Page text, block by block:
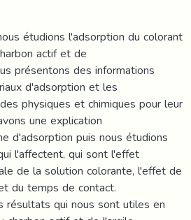
étudions l'adsorption du colorant
actif et de
présentons des informations
d'adsorption et les
physiques et chimiques pour leur
une explication
d'adsorption puis nous étudions
l'affectent, qui sont l'effet
de la solution colorante, l'effet de
du temps de contact.
résultats qui nous sont utiles en